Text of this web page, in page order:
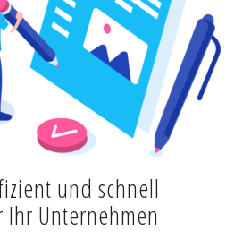
und schnell
Unternehmen